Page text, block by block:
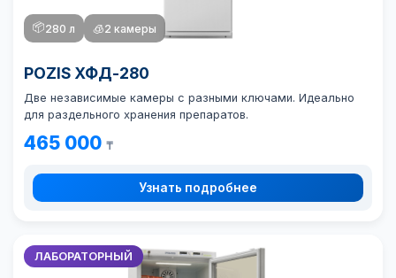
📦280 л 🧊2 камеры
POZIS ХФД-280
Две независимые камеры с разными ключами. Идеально
для раздельного хранения препаратов.
465 000 ₸
Узнать подробнее
ЛАБОРАТОРНЫЙ